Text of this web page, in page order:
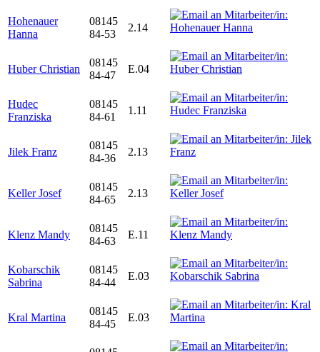
Hohenauer
Hanna
08145
84-53
2.14
Huber Christian
08145
84-47
E.04
Hudec
Franziska
08145
84-61
1.11
Jilek Franz
08145
84-36
2.13
Keller Josef
08145
84-65
2.13
Klenz Mandy
08145
84-63
E.11
Kobarschik
Sabrina
08145
84-44
E.03
Kral Martina
08145
84-45
E.03